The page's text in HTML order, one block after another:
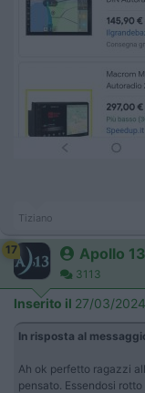
Tiziano
17 Apollo 13
3113
Inserito il 27/03/2024
In risposta al
Ah ok perfetto ragazzi
pensato. Essendosi